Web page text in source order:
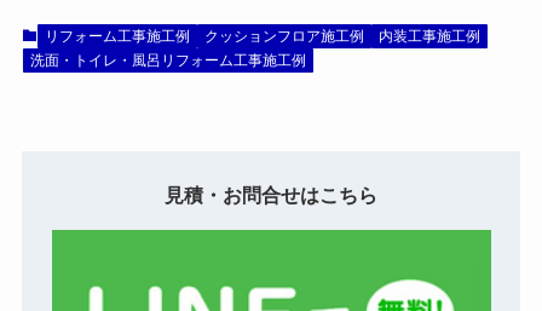
リフォーム工事施工例 クッションフロア施工例
内装工事施工例
洗面・トイレ・風呂リフォーム工事施工例
見積・お問合せはこちら